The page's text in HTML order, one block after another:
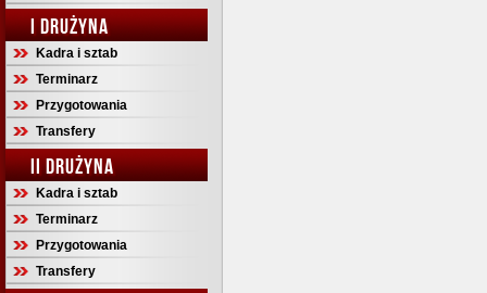
I DRUŻYNA
Kadra i sztab
Terminarz
Przygotowania
Transfery
II DRUŻYNA
Kadra i sztab
Terminarz
Przygotowania
Transfery